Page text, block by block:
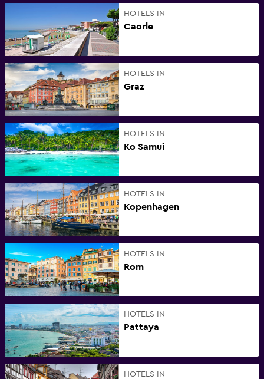
HOTELS IN
Caorle
HOTELS IN
Graz
HOTELS IN
Ko Samui
HOTELS IN
Kopenhagen
HOTELS IN
Rom
HOTELS IN
Pattaya
HOTELS IN